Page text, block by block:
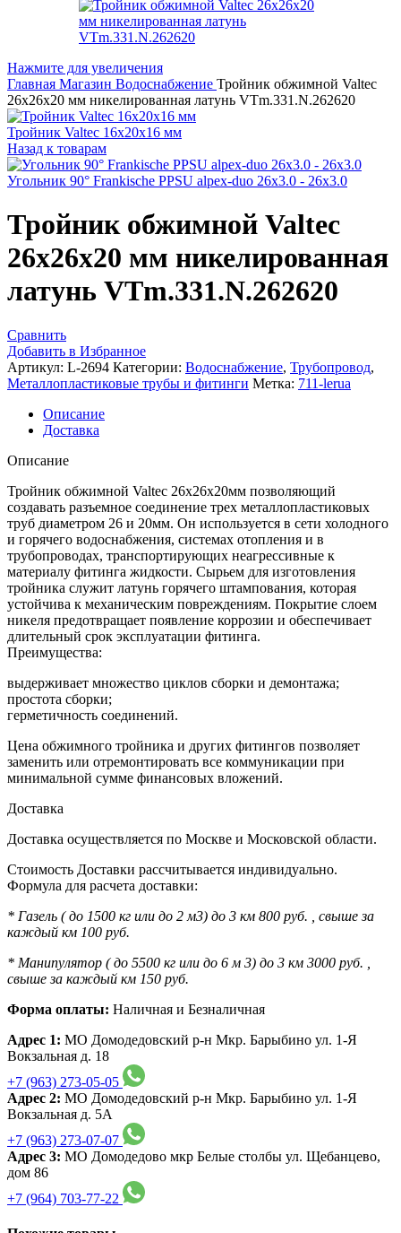
Нажмите для увеличения
Главная Магазин Водоснабжение Тройник обжимной Valtec
26x26x20 мм никелированная латунь VTm.331.N.262620
Тройник Valtec 16х20х16 мм
Назад к товарам
Угольник 90° Frankische PPSU alpex-duo 26x3.0 - 26x3.0
Тройник обжимной Valtec
26x26x20 мм никелированная
латунь VTm.331.N.262620
Сравнить
Добавить в Избранное
Артикул: L-2694 Категории: Водоснабжение, Трубопровод,
Металлопластиковые трубы и фитинги Метка: 711-lerua
Описание
Доставка
Описание
Тройник обжимной Valtec 26х26х20мм позволяющий
создавать разъемное соединение трех металлопластиковых
труб диаметром 26 и 20мм. Он используется в сети холодного
и горячего водоснабжения, системах отопления и в
трубопроводах, транспортирующих неагрессивные к
материалу фитинга жидкости. Сырьем для изготовления
тройника служит латунь горячего штампования, которая
устойчива к механическим повреждениям. Покрытие слоем
никеля предотвращает появление коррозии и обеспечивает
длительный срок эксплуатации фитинга.
Преимущества:
выдерживает множество циклов сборки и демонтажа;
простота сборки;
герметичность соединений.
Цена обжимного тройника и других фитингов позволяет
заменить или отремонтировать все коммуникации при
минимальной сумме финансовых вложений.
Доставка
Доставка осуществляется по Москве и Московской области.
Стоимость Доставки рассчитывается индивидуально.
Формула для расчета доставки:
* Газель ( до 1500 кг или до 2 м3) до 3 км 800 руб. , свыше за
каждый км 100 руб.
* Манипулятор ( до 5500 кг или до 6 м 3) до 3 км 3000 руб. ,
свыше за каждый км 150 руб.
Форма оплаты: Наличная и Безналичная
Адрес 1: МО Домодедовский р-н Мкр. Барыбино ул. 1-Я
Вокзальная д. 18
+7 (963) 273-05-05
Адрес 2: МО Домодедовский р-н Мкр. Барыбино ул. 1-Я
Вокзальная д. 5А
+7 (963) 273-07-07
Адрес 3: МО Домодедово мкр Белые столбы ул. Щебанцево,
дом 86
+7 (964) 703-77-22